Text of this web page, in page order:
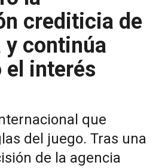
crediticia de
continúa
el interés
que
del juego. Tras una
de la agencia